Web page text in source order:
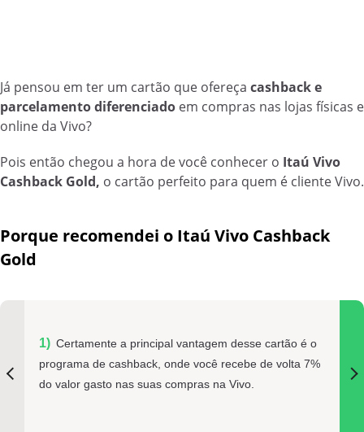
Já pensou em ter um cartão que ofereça cashback e
parcelamento diferenciado em compras nas lojas físicas e
online da Vivo?
Pois então chegou a hora de você conhecer o Itaú Vivo
Cashback Gold, o cartão perfeito para quem é cliente Vivo.
Porque recomendei o Itaú Vivo Cashback
Gold
Certamente a principal vantagem desse cartão é o
programa de cashback, onde você recebe de volta 7%
do valor gasto nas suas compras na Vivo.